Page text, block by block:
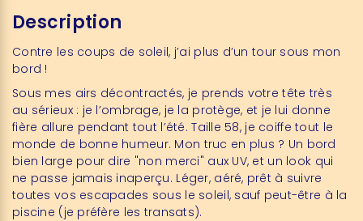
Description
Contre les coups de soleil, j’ai plus d’un tour sous mon
bord !
Sous mes airs décontractés, je prends votre tête très
au sérieux : je l’ombrage, je la protège, et je lui donne
fière allure pendant tout l’été. Taille 58, je coiffe tout le
monde de bonne humeur. Mon truc en plus ? Un bord
bien large pour dire "non merci" aux UV, et un look qui
ne passe jamais inaperçu. Léger, aéré, prêt à suivre
toutes vos escapades sous le soleil, sauf peut-être à la
piscine (je préfère les transats).